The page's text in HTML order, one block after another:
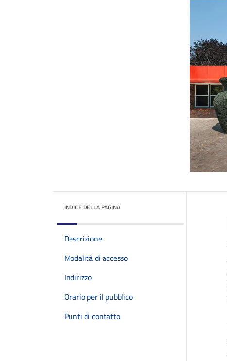
INDICE DELLA PAGINA
Descrizione
Modalità di accesso
Indirizzo
Orario per il pubblico
Punti di contatto